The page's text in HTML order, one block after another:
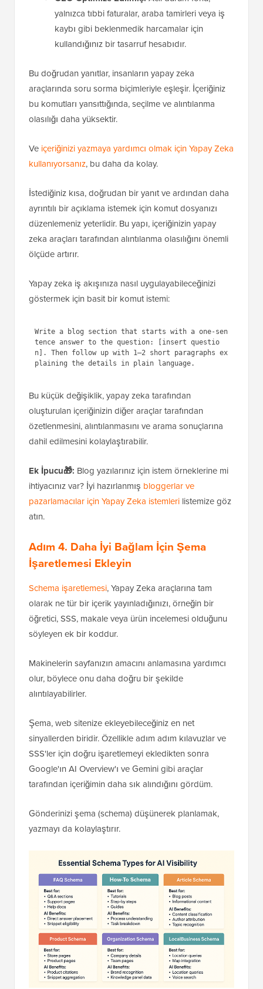
yalnızca tıbbi faturalar, araba tamirleri veya iş
kaybı gibi beklenmedik harcamalar için
kullandığınız bir tasarruf hesabıdır.
Bu doğrudan yanıtlar, insanların yapay zeka
araçlarında soru sorma biçimleriyle eşleşir. İçeriğiniz
bu komutları yansıttığında, seçilme ve alıntılanma
olasılığı daha yüksektir.
Ve içeriğinizi yazmaya yardımcı olmak için Yapay Zeka
kullanıyorsanız, bu daha da kolay.
İstediğiniz kısa, doğrudan bir yanıt ve ardından daha
ayrıntılı bir açıklama istemek için komut dosyanızı
düzenlemeniz yeterlidir. Bu yapı, içeriğinizin yapay
zeka araçları tarafından alıntılanma olasılığını önemli
ölçüde artırır.
Yapay zeka iş akışınıza nasıl uygulayabileceğinizi
göstermek için basit bir komut istemi:
Write a blog section that starts with a one-sen
tence answer to the question: [insert questio
n]. Then follow up with 1–2 short paragraphs ex
Bu küçük değişiklik, yapay zeka tarafından
oluşturulan içeriğinizin diğer araçlar tarafından
özetlenmesini, alıntılanmasını ve arama sonuçlarına
dahil edilmesini kolaylaştırabilir.
Ek İpucu🎁: Blog yazılarınız için istem örneklerine mi
ihtiyacınız var? İyi hazırlanmış bloggerlar ve
pazarlamacılar için Yapay Zeka istemleri listemize göz
atın.
Adım 4. Daha İyi Bağlam İçin Şema
İşaretlemesi Ekleyin
Schema işaretlemesi, Yapay Zeka araçlarına tam
olarak ne tür bir içerik yayınladığınızı, örneğin bir
öğretici, SSS, makale veya ürün incelemesi olduğunu
söyleyen ek bir koddur.
Makinelerin sayfanızın amacını anlamasına yardımcı
olur, böylece onu daha doğru bir şekilde
alıntılayabilirler.
Şema, web sitenize ekleyebileceğiniz en net
sinyallerden biridir. Özellikle adım adım kılavuzlar ve
SSS'ler için doğru işaretlemeyi ekledikten sonra
Google'ın AI Overview'ı ve Gemini gibi araçlar
tarafından içeriğimin daha sık alındığını gördüm.
Gönderinizi şema (schema) düşünerek planlamak,
yazmayı da kolaylaştırır.